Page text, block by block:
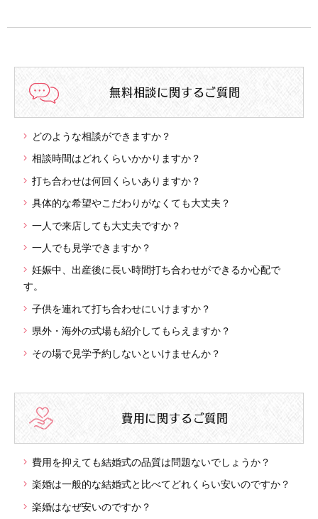
無料相談に関するご質問
どのような相談ができますか？
相談時間はどれくらいかかりますか？
打ち合わせは何回くらいありますか？
具体的な希望やこだわりがなくても大丈夫？
一人で来店しても大丈夫ですか？
一人でも見学できますか？
妊娠中、出産後に長い時間打ち合わせができるか心配で
す。
子供を連れて打ち合わせにいけますか？
県外・海外の式場も紹介してもらえますか？
その場で見学予約しないといけませんか？
費用に関するご質問
費用を抑えても結婚式の品質は問題ないでしょうか？
楽婚は一般的な結婚式と比べてどれくらい安いのですか？
楽婚はなぜ安いのですか？